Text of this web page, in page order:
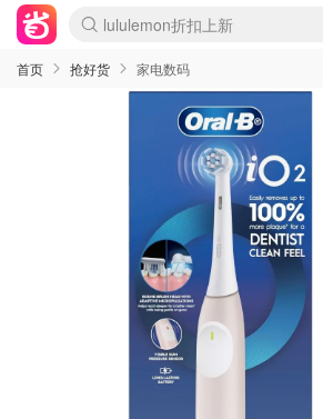
lululemon折扣上新
Sasa美妆护肤3.5折
SSENSE年中3折
FreshBeauty好价汇总
Cettire降价+叠9折
Farfetch折上8折
WWS Coles超市实拍
viagogo二手票捡漏
Myer清仓1折起
The Outnet奢牌1折起
David Jones 3折起
Flannels大牌1折
Perfumes Club护肤1折
AMIRO返校季6.2折
Oweek抽奖送Airpods
Amazon折扣汇总
eToro入金$200送$50
Amazon数码好物
ICONIC本周7.5折
ThedoubleF高奢地板价
Moose Knuckles 6折
丝芙兰5折起
EUFY官网3.7折起
Selenichast首饰2折
Trip机票酒店促销
YSL送5件彩妆礼
Amazon家居好物
BIGBANG巡演开票
David Jones时尚3折
Amazon美妆护肤
雅漾大喷$8
过敏原检测盒$33
伊索独家赠50ml沐浴露
科颜氏清仓3折
SEALIFE海洋馆门票6折
丝塔芙大白罐$16
订阅Newsletter送香薰
Cult Beauty 6.8折
Harrods圣诞日历2.3折
LN-CC奢牌私促3折
d'Alba空姐喷雾$16
EVE LOM套装逆天2折
Bernardelli独家4折
Adore Beauty 6折起
CT圣诞日历
Mytheresa奢品2.7折
Luxury Escapes 9折
Currentbody美容仪9折
卡诗9折+赠4件礼
MOON Garden Live
ALLSAINTS美衣3折
Roborock扫地机3.7折
Tingo Life水杯$24
Valentino官网5折
CR洗发护发6.3折
首页 抢好货 家电数码